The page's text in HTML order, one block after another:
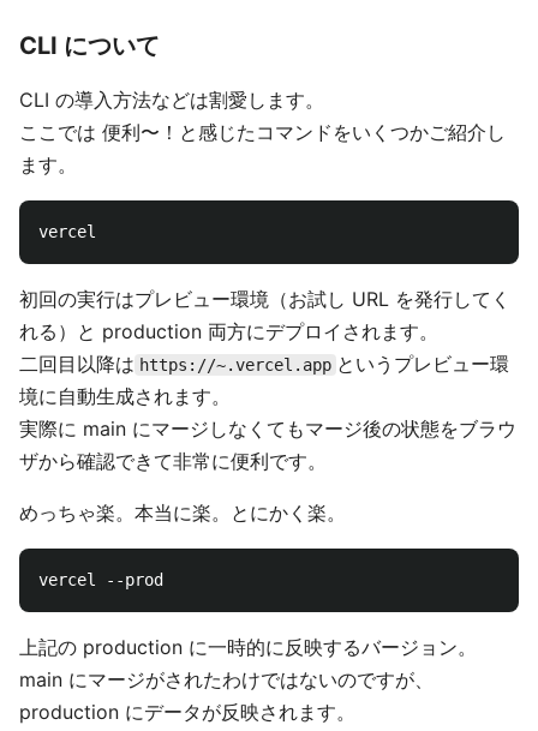
CLI について
CLI の導入方法などは割愛します。
ここでは 便利〜！と感じたコマンドをいくつかご紹介し
ます。
初回の実行はプレビュー環境（お試し URL を発行してく
れる）と production 両方にデプロイされます。
二回目以降は https://~.vercel.app というプレビュー環
境に自動生成されます。
実際に main にマージしなくてもマージ後の状態をブラウ
ザから確認できて非常に便利です。
めっちゃ楽。本当に楽。とにかく楽。
上記の production に一時的に反映するバージョン。
main にマージがされたわけではないのですが、
production にデータが反映されます。